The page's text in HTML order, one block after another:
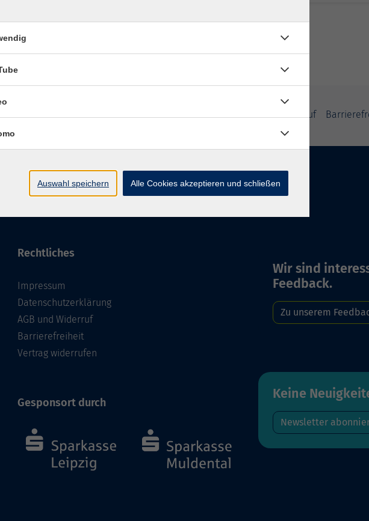
AGB und Widerruf
Rechtliches
Impressum
Datenschutzerklärung
AGB und Widerruf
Barrierefreiheit
Vertrag widerrufen
Gesponsort durch
Wir sind
Feedback.
Zu unserem
Keine
Newsletter
Auswahl speichern Alle Cookies akzeptieren und schließen